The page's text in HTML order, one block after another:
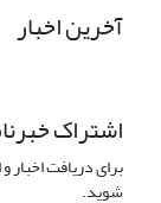
آخرین اخبار
اشتراک
برای دریافت
شوید.